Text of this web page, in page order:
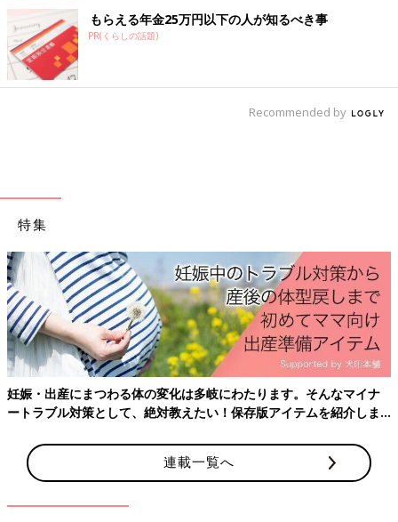
もらえる年金25万円以下の人が知るべき事
PR(くらしの話題)
Recommended by
特集
妊娠・出産にまつわる体の変化は多岐にわたります。そんなマイナ
ートラブル対策として、絶対教えたい！保存版アイテムを紹介しま
連載一覧へ